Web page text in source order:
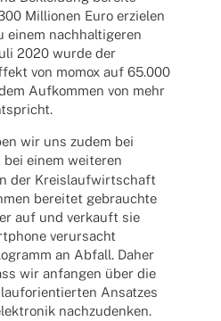
Millio­nen Euro erzie­len
einem nach­hal­ti­ge­ren
2020 wurde der
von momox auf 65.000
Aufkom­men von mehr
wir uns zudem bei
einem weite­ren
der Kreis­lauf­wirt­schaft
berei­tet gebrauchte
auf und verkauft sie
verur­sacht
an Abfall. Daher
wir anfan­gen über die
Ansat­zes
nach­zu­den­ken.